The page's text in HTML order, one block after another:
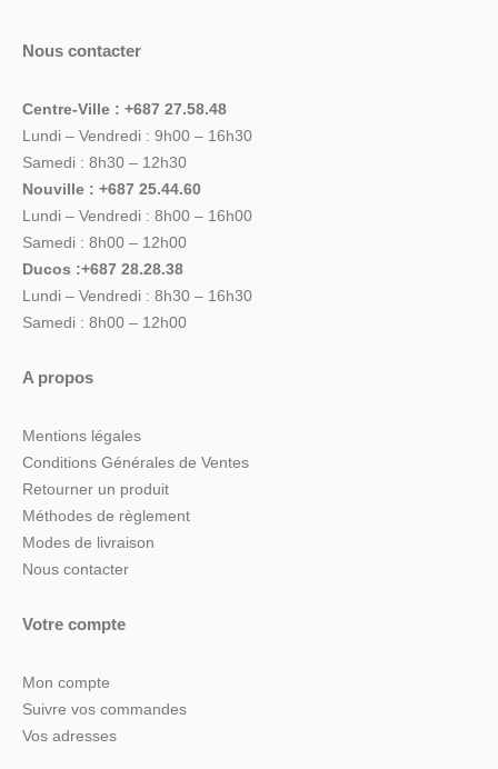
Nous contacter
Centre-Ville : +687 27.58.48
Lundi – Vendredi : 9h00 – 16h30
Samedi : 8h30 – 12h30
Nouville : +687 25.44.60
Lundi – Vendredi : 8h00 – 16h00
Samedi : 8h00 – 12h00
Ducos :+687 28.28.38
Lundi – Vendredi : 8h30 – 16h30
Samedi : 8h00 – 12h00
A propos
Mentions légales
Conditions Générales de Ventes
Retourner un produit
Méthodes de règlement
Modes de livraison
Nous contacter
Votre compte
Mon compte
Suivre vos commandes
Vos adresses